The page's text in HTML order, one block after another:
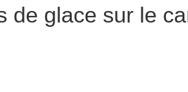
de glace sur le